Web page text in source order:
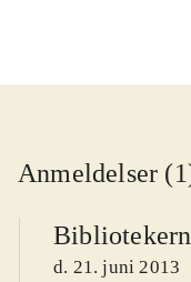
Anmeldelser
d. 21. juni 2013